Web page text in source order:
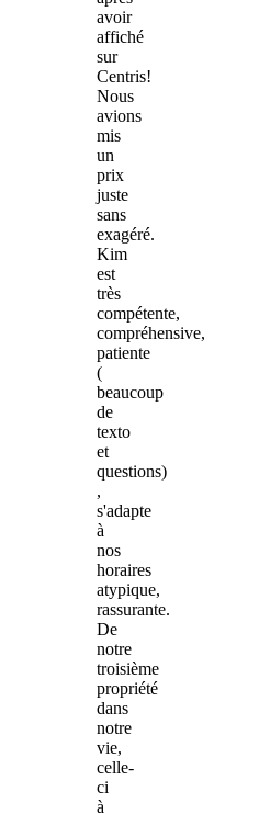
avoir
affiché
sur
Centris!
Nous
avions
mis
un
prix
juste
sans
exagéré.
Kim
est
très
compétente,
compréhensive,
patiente
(
beaucoup
de
texto
et
questions)
,
s'adapte
à
nos
horaires
atypique,
rassurante.
De
notre
troisième
propriété
dans
notre
vie,
celle-
ci
à